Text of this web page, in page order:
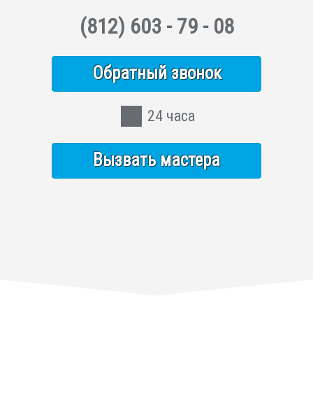
(812) 603 - 79 - 08
Обратный звонок
24 часа
Вызвать мастера